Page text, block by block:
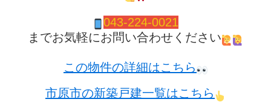
043-224-0021
までお気軽にお問い合わせください
この物件の詳細はこちら
市原市の新築戸建一覧はこちら